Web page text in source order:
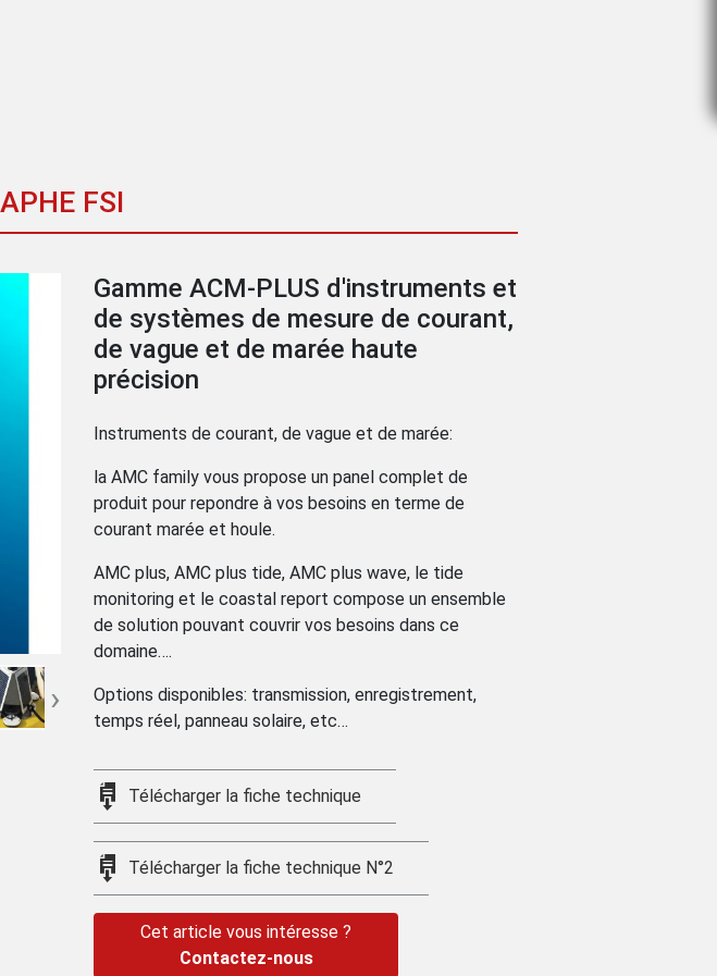
FSI
›
Gamme ACM-PLUS d'instruments et
de systèmes de mesure de courant,
de vague et de marée haute
précision
Instruments de courant, de vague et de marée:
la AMC family vous propose un panel complet de
produit pour repondre à vos besoins en terme de
courant marée et houle.
AMC plus, AMC plus tide, AMC plus wave, le tide
monitoring et le coastal report compose un ensemble
de solution pouvant couvrir vos besoins dans ce
domaine….
Options disponibles: transmission, enregistrement,
temps réel, panneau solaire, etc…
Télécharger la fiche technique
Télécharger la fiche technique N°2
Cet article vous intéresse ?
Contactez-nous